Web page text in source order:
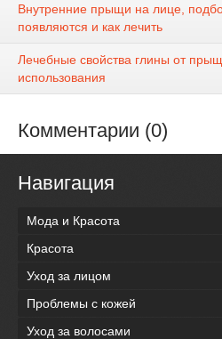
Внутренние прыщи на лице,
появляются и как лечить
Лечебные свойства глины от
использования
Комментарии (0)
Навигация
Мода и Красота
Красота
Уход за лицом
Проблемы с кожей
Уход за волосами